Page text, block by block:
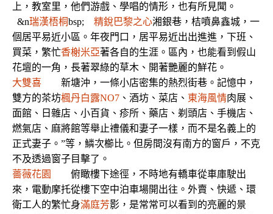
上，教室里，他們游戲、學唱的情形，也有所見聞。
&n瑞漢梧桐bsp; 精銳巴黎之心湘銀巷，桔噴鼻鑫城，一
個居平易近小區。年夜門口，居平易近出出進進，下班、
買菜，繁忙香榭米亞著各自的生涯。區內，也能看到假山
花壇的一角，長著翠綠的草木、開著艷麗的鮮花。
大雙喜 新塘沖，一條小店密集的熱烈街巷。記憶中，
雙方的茶坊楓丹白露NO7 、酒坊、菜店、 東海風情肉展、
面館、日雜店、小百貨、疹所、藥店、剃頭店、手機店、
燃氣店、麻將館等舉止禮儀和妻子一樣，而不是名義上的
正式妻子。”等，鱗次櫛比。但房間沒有南方的窗戶，不克
不及透過窗子目擊了。
薔薇花園
俯瞰樓下途徑，不時地有轎車從車庫駛出
來，電動摩托從樓下空中泊車場開出往。外賣、快遞、環
衛工人的繁忙身滿庭芳影，是常常可以看到的亮麗的景